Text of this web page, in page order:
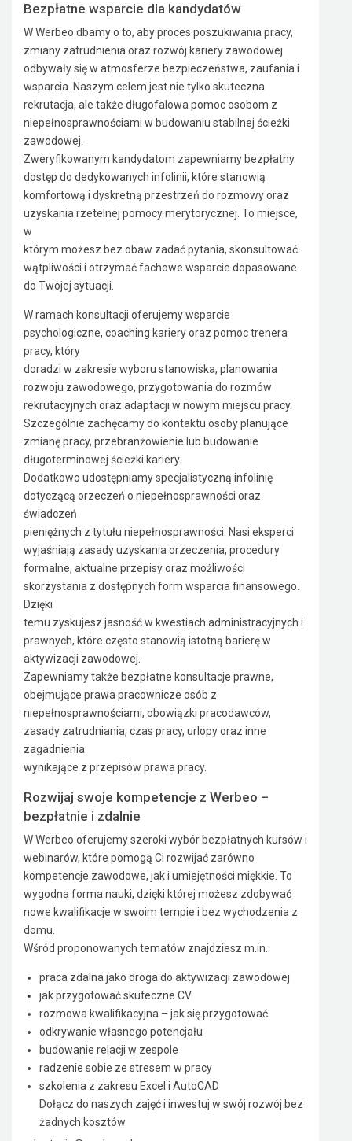
Bezpłatne wsparcie dla kandydatów
W Werbeo dbamy o to, aby proces poszukiwania pracy,
zmiany zatrudnienia oraz rozwój kariery zawodowej
odbywały się w atmosferze bezpieczeństwa, zaufania i
wsparcia. Naszym celem jest nie tylko skuteczna
rekrutacja, ale także długofalowa pomoc osobom z
niepełnosprawnościami w budowaniu stabilnej ścieżki
zawodowej.
Zweryfikowanym kandydatom zapewniamy bezpłatny
dostęp do dedykowanych infolinii, które stanowią
komfortową i dyskretną przestrzeń do rozmowy oraz
uzyskania rzetelnej pomocy merytorycznej. To miejsce,
w
którym możesz bez obaw zadać pytania, skonsultować
wątpliwości i otrzymać fachowe wsparcie dopasowane
do Twojej sytuacji.
W ramach konsultacji oferujemy wsparcie
psychologiczne, coaching kariery oraz pomoc trenera
pracy, który
doradzi w zakresie wyboru stanowiska, planowania
rozwoju zawodowego, przygotowania do rozmów
rekrutacyjnych oraz adaptacji w nowym miejscu pracy.
Szczególnie zachęcamy do kontaktu osoby planujące
zmianę pracy, przebranżowienie lub budowanie
długoterminowej ścieżki kariery.
Dodatkowo udostępniamy specjalistyczną infolinię
dotyczącą orzeczeń o niepełnosprawności oraz
świadczeń
pieniężnych z tytułu niepełnosprawności. Nasi eksperci
wyjaśniają zasady uzyskania orzeczenia, procedury
formalne, aktualne przepisy oraz możliwości
skorzystania z dostępnych form wsparcia finansowego.
Dzięki
temu zyskujesz jasność w kwestiach administracyjnych i
prawnych, które często stanowią istotną barierę w
aktywizacji zawodowej.
Zapewniamy także bezpłatne konsultacje prawne,
obejmujące prawa pracownicze osób z
niepełnosprawnościami, obowiązki pracodawców,
zasady zatrudniania, czas pracy, urlopy oraz inne
zagadnienia
wynikające z przepisów prawa pracy.
Rozwijaj swoje kompetencje z Werbeo –
bezpłatnie i zdalnie
W Werbeo oferujemy szeroki wybór bezpłatnych kursów i
webinarów, które pomogą Ci rozwijać zarówno
kompetencje zawodowe, jak i umiejętności miękkie. To
wygodna forma nauki, dzięki której możesz zdobywać
nowe kwalifikacje w swoim tempie i bez wychodzenia z
domu.
Wśród proponowanych tematów znajdziesz m.in.:
praca zdalna jako droga do aktywizacji zawodowej
jak przygotować skuteczne CV
rozmowa kwalifikacyjna – jak się przygotować
odkrywanie własnego potencjału
budowanie relacji w zespole
radzenie sobie ze stresem w pracy
szkolenia z zakresu Excel i AutoCAD
Dołącz do naszych zajęć i inwestuj w swój rozwój bez
żadnych kosztów